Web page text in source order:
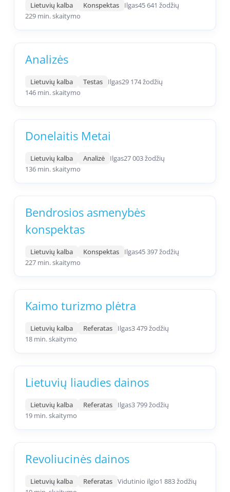
Lietuvių kalba Konspektas Ilgas45 641 žodžių
229 min. skaitymo
Analizės
Lietuvių kalba Testas Ilgas29 174 žodžių
146 min. skaitymo
Donelaitis Metai
Lietuvių kalba Analizė Ilgas27 003 žodžių
136 min. skaitymo
Bendrosios asmenybės
konspektas
Lietuvių kalba Konspektas Ilgas45 397 žodžių
227 min. skaitymo
Kaimo turizmo plėtra
Lietuvių kalba Referatas Ilgas3 479 žodžių
18 min. skaitymo
Lietuvių liaudies dainos
Lietuvių kalba Referatas Ilgas3 799 žodžių
19 min. skaitymo
Revoliucinės dainos
Lietuvių kalba Referatas Vidutinio ilgio1 883 žodžių